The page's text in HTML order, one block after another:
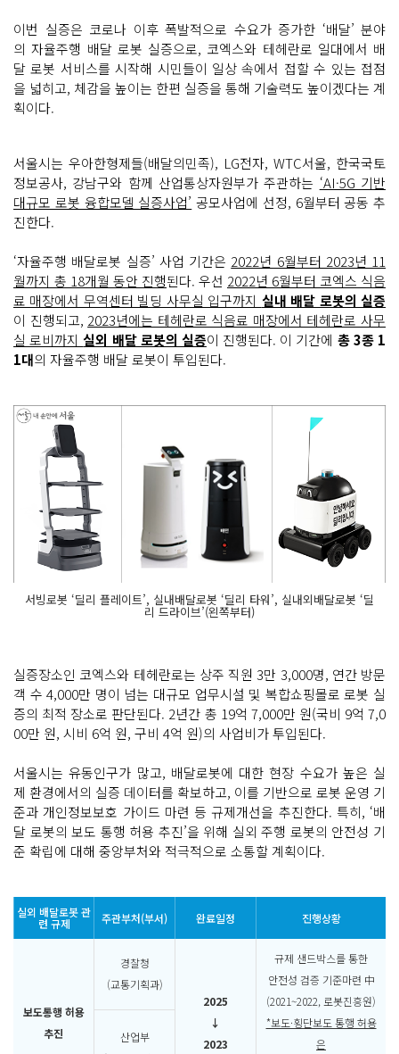
이번 실증은 코로나 이후 폭발적으로 수요가 증가한 ‘배달’ 분야
의 자율주행 배달 로봇 실증으로, 코엑스와 테헤란로 일대에서 배
달 로봇 서비스를 시작해 시민들이 일상 속에서 접할 수 있는 접점
을 넓히고, 체감을 높이는 한편 실증을 통해 기술력도 높이겠다는 계
획이다.
서울시는 우아한형제들(배달의민족), LG전자, WTC서울, 한국국토
정보공사, 강남구와 함께 산업통상자원부가 주관하는 ‘AI·5G 기반
대규모 로봇 융합모델 실증사업’ 공모사업에 선정, 6월부터 공동 추
진한다.
‘자율주행 배달로봇 실증’ 사업 기간은 2022년 6월부터 2023년 11
월까지 총 18개월 동안 진행된다. 우선 2022년 6월부터 코엑스 식음
료 매장에서 무역센터 빌딩 사무실 입구까지 실내 배달 로봇의 실증
이 진행되고, 2023년에는 테헤란로 식음료 매장에서 테헤란로 사무
실 로비까지 실외 배달 로봇의 실증이 진행된다. 이 기간에 총 3종 1
1대의 자율주행 배달 로봇이 투입된다.
서빙로봇 ‘딜리 플레이트’, 실내배달로봇 ‘딜리 타워’, 실내외배달로봇 ‘딜
리 드라이브’(왼쪽부터)
실증장소인 코엑스와 테헤란로는 상주 직원 3만 3,000명, 연간 방문
객 수 4,000만 명이 넘는 대규모 업무시설 및 복합쇼핑몰로 로봇 실
증의 최적 장소로 판단된다. 2년간 총 19억 7,000만 원(국비 9억 7,0
00만 원, 시비 6억 원, 구비 4억 원)의 사업비가 투입된다.
서울시는 유동인구가 많고, 배달로봇에 대한 현장 수요가 높은 실
제 환경에서의 실증 데이터를 확보하고, 이를 기반으로 로봇 운영 기
준과 개인정보보호 가이드 마련 등 규제개선을 추진한다. 특히, ‘배
달 로봇의 보도 통행 허용 추진’을 위해 실외 주행 로봇의 안전성 기
준 확립에 대해 중앙부처와 적극적으로 소통할 계획이다.
실외 배달로봇 관
련 규제 주관부처(부서) 완료일정 진행상황
보도통행 허용
추진
경찰청
(교통기획과)
2025
↓
2023
규제 샌드박스를 통한
안전성 검증 기준마련 中
(2021~2022, 로봇진흥원)
*보도·횡단보도 통행 허용
은
산업부